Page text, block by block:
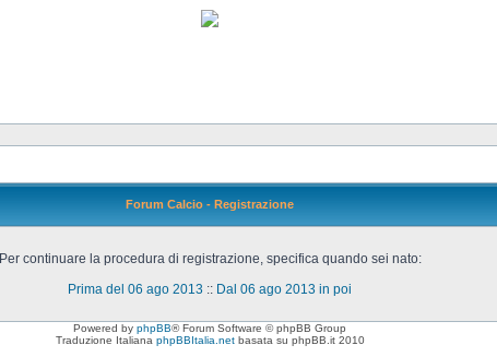
Forum Calcio - Registrazione
Per continuare la procedura di registrazione, specifica quando sei nato:
Prima del 06 ago 2013 :: Dal 06 ago 2013 in poi
Powered by phpBB® Forum Software © phpBB Group
Traduzione Italiana phpBBItalia.netbasata su phpBB.it 2010